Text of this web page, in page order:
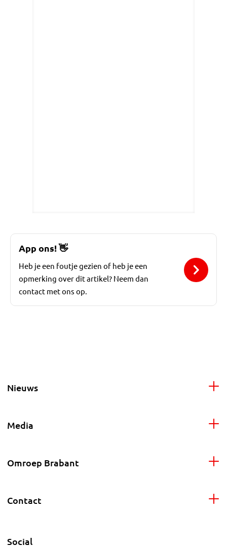
App ons!👋
Heb je een foutje gezien of heb je een
opmerking over dit artikel? Neem dan
contact met ons op.
Nieuws
Media
Omroep Brabant
Contact
Social